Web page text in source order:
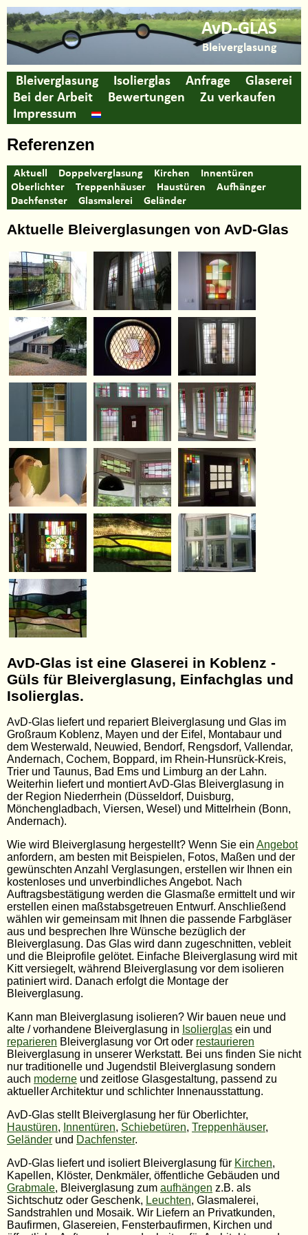
AvD-GLAS
Bleiverglasung
Bleiverglasung Isolierglas Anfrage
Glaserei
Bei der Arbeit
Bewertungen
Zu verkaufen
Impressum
Referenzen
Aktuell Doppelverglasung Kirchen
Innentüren
Oberlichter
Treppenhäuser Haustüren
Aufhänger
Dachfenster
Glasmalerei Geländer
Aktuelle Bleiverglasungen von AvD-Glas
AvD-Glas ist eine Glaserei in Koblenz -
Güls für Bleiverglasung, Einfachglas und
Isolierglas.
AvD-Glas liefert und repariert Bleiverglasung und Glas im
Großraum Koblenz, Mayen und der Eifel, Montabaur und
dem Westerwald, Neuwied, Bendorf, Rengsdorf, Vallendar,
Andernach, Cochem, Boppard, im Rhein-Hunsrück-Kreis,
Trier und Taunus, Bad Ems und Limburg an der Lahn.
Weiterhin liefert und montiert AvD-Glas Bleiverglasung in
der Region Niederrhein (Düsseldorf, Duisburg,
Mönchengladbach, Viersen, Wesel) und Mittelrhein (Bonn,
Andernach).
Wie wird Bleiverglasung hergestellt? Wenn Sie ein Angebot
anfordern, am besten mit Beispielen, Fotos, Maßen und der
gewünschten Anzahl Verglasungen, erstellen wir Ihnen ein
kostenloses und unverbindliches Angebot. Nach
Auftragsbestätigung werden die Glasmaße ermittelt und wir
erstellen einen maßstabsgetreuen Entwurf. Anschließend
wählen wir gemeinsam mit Ihnen die passende Farbgläser
aus und besprechen Ihre Wünsche bezüglich der
Bleiverglasung. Das Glas wird dann zugeschnitten, vebleit
und die Bleiprofile gelötet. Einfache Bleiverglasung wird mit
Kitt versiegelt, während Bleiverglasung vor dem isolieren
patiniert wird. Danach erfolgt die Montage der
Bleiverglasung.
Kann man Bleiverglasung isolieren? Wir bauen neue und
alte / vorhandene Bleiverglasung in Isolierglas ein und
reparieren Bleiverglasung vor Ort oder restaurieren
Bleiverglasung in unserer Werkstatt. Bei uns finden Sie nicht
nur traditionelle und Jugendstil Bleiverglasung sondern
auch moderne und zeitlose Glasgestaltung, passend zu
aktueller Architektur und schlichter Innenausstattung.
AvD-Glas stellt Bleiverglasung her für Oberlichter,
Haustüren, Innentüren, Schiebetüren, Treppenhäuser,
Geländer und Dachfenster.
AvD-Glas liefert und isoliert Bleiverglasung für Kirchen,
Kapellen, Klöster, Denkmäler, öffentliche Gebäuden und
Grabmale, Bleiverglasung zum aufhängen z.B. als
Sichtschutz oder Geschenk, Leuchten, Glasmalerei,
Sandstrahlen und Mosaik. Wir Liefern an Privatkunden,
Baufirmen, Glasereien, Fensterbaufirmen, Kirchen und